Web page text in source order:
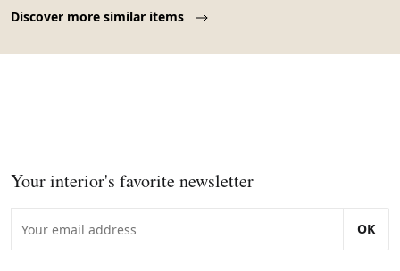
Discover more similar items
Your interior's favorite newsletter
OK